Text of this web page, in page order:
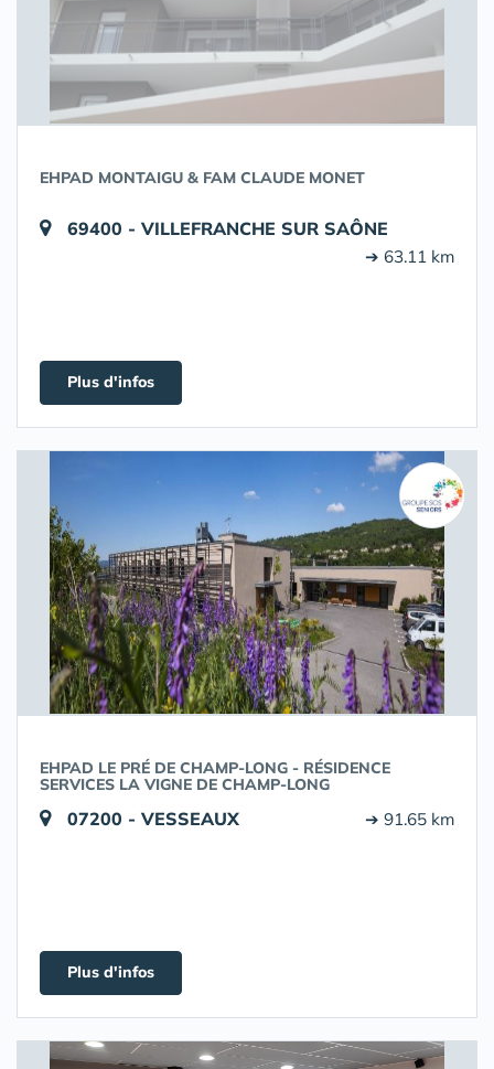
EHPAD MONTAIGU & FAM CLAUDE MONET
69400 - VILLEFRANCHE SUR SAÔNE
➔ 63.11 km
Plus d'infos
EHPAD LE PRÉ DE CHAMP-LONG - RÉSIDENCE
SERVICES LA VIGNE DE CHAMP-LONG
07200 - VESSEAUX ➔ 91.65 km
Plus d'infos